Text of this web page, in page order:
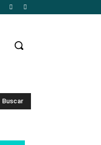
Buscar